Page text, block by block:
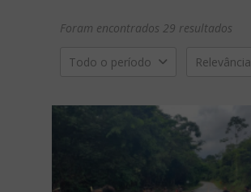
Foram encontrados 29 resultados
Todo o período Relevância